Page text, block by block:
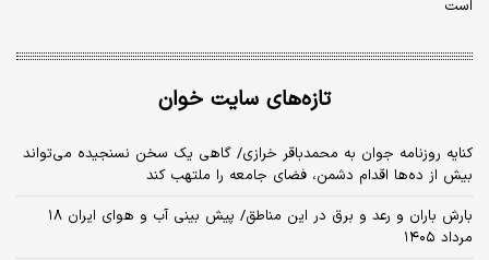
است
تازه‌های سایت خوان
کنایه روزنامه جوان به محمدباقر خرازی/ گاهی یک سخن نسنجیده می‌تواند
بیش از ده‌ها اقدام دشمن، فضای جامعه را ملتهب کند
بارش باران و رعد و برق در این مناطق/ پیش بینی آب و هوای ایران ۱۸
مرداد ۱۴۰۵